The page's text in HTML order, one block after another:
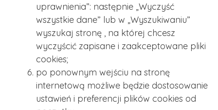
uprawnienia”: następnie „Wyczyść
wszystkie dane” lub w „Wyszukiwaniu”
wyszukaj stronę , na której chcesz
wyczyścić zapisane i zaakceptowane pliki
cookies;
po ponownym wejściu na stronę
internetową możliwe będzie dostosowanie
ustawień i preferencji plików cookies od